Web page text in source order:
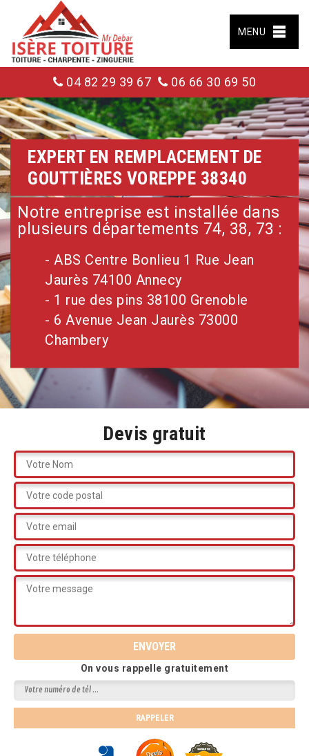
MENU
04 82 29 39 67 06 66 30 69 50
EXPERT EN REMPLACEMENT DE
GOUTTIÈRES VOREPPE 38340
Notre entreprise est installée dans
plusieurs départements 74, 38, 73 :
- ABS Centre Bonlieu 1 Rue Jean
Jaurès 74100 Annecy
- 1 rue des pins 38100 Grenoble
- 6 Avenue Jean Jaurès 73000
Chambery
Devis gratuit
On vous rappelle gratuitement